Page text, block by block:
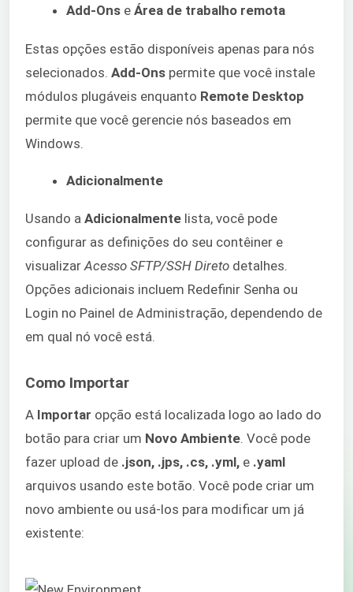
Add-Ons e Área de trabalho remota
Estas opções estão disponíveis apenas para nós
selecionados. Add-Ons permite que você instale
módulos plugáveis enquanto Remote Desktop
permite que você gerencie nós baseados em
Windows.
Adicionalmente
Usando a Adicionalmente lista, você pode
configurar as definições do seu contêiner e
visualizarAcesso SFTP/SSH Direto detalhes.
Opções adicionais incluem Redefinir Senha ou
Login no Painel de Administração, dependendo de
em qual nó você está.
Como Importar
A Importar opção está localizada logo ao lado do
botão para criar um Novo Ambiente. Você pode
fazer upload de .json, .jps, .cs, .yml, e .yaml
arquivos usando este botão. Você pode criar um
novo ambiente ou usá-los para modificar um já
existente: